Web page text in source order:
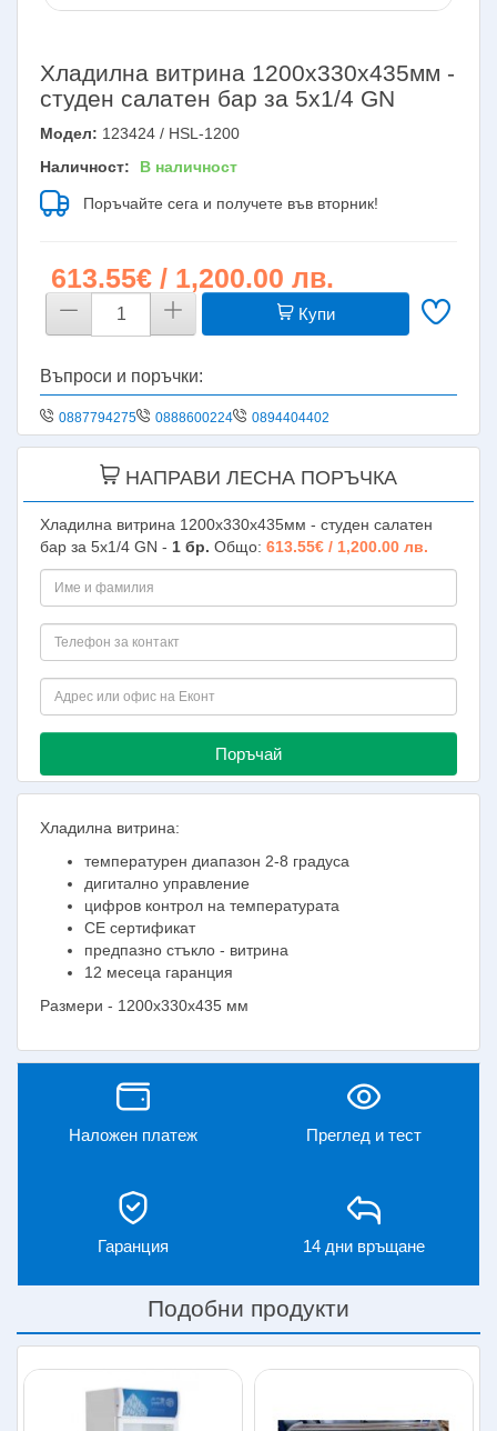
Хладилна витрина 1200х330х435мм -
студен салатен бар за 5х1/4 GN
Модел: 123424 / HSL-1200
Наличност:
В наличност
Поръчайте сега и получете във вторник!
613.55€ / 1,200.00 лв.
Купи
Въпроси и поръчки:
0887794275 0888600224 0894404402
НАПРАВИ ЛЕСНА ПОРЪЧКА
Хладилна витрина 1200х330х435мм - студен салатен
бар за 5х1/4 GN - 1 бр. Общо: 613.55€ / 1,200.00 лв.
Поръчай
Хладилна витрина:
температурен диапазон 2-8 градуса
дигитално управление
цифров контрол на температурата
CE сертификат
предпазно стъкло - витрина
12 месеца гаранция
Размери - 1200х330х435 мм
Наложен платеж Преглед и тест
Гаранция 14 дни връщане
Подобни продукти